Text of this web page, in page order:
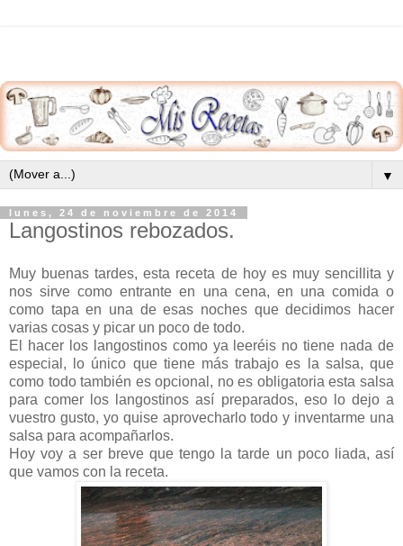
▼
lunes, 24 de noviembre de 2014
Langostinos rebozados.
Muy buenas tardes, esta receta de hoy es muy sencillita y
nos sirve como entrante en una cena, en una comida o
como tapa en una de esas noches que decidimos hacer
varias cosas y picar un poco de todo.
El hacer los langostinos como ya leeréis no tiene nada de
especial, lo único que tiene más trabajo es la salsa, que
como todo también es opcional, no es obligatoria esta salsa
para comer los langostinos así preparados, eso lo dejo a
vuestro gusto, yo quise aprovecharlo todo y inventarme una
salsa para acompañarlos.
Hoy voy a ser breve que tengo la tarde un poco liada, así
que vamos con la receta.